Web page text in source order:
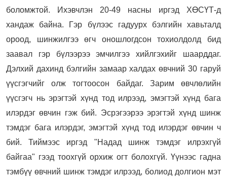
боломжтой. Ихэвчлэн 20-49 насны иргэд ХӨСҮТ-д
хандаж байна. Гэр бүлээс гадуурх бэлгийн хавьталд
ороод, шинжилгээ өгч оношлогдсон тохиолдолд бид
заавал гэр бүлээрээ эмчилгээ хийлгэхийг шаарддаг.
Дэлхий дахинд бэлгийн замаар халдах өвчний 30 гаруй
үүсгэгчийг олж тогтоосон байдаг. Зарим өвчлөлийн
үүсгэгч нь эрэгтэй хүнд тод илрээд, эмэгтэй хүнд бага
илэрдэг өвчин гэж бий. Эсрэгээрээ эрэгтэй хүнд шинж
тэмдэг бага илэрдэг, эмэгтэй хүнд тод илэрдэг өвчин ч
бий. Тиймээс иргэд "Надад шинж тэмдэг илрэхгүй
байгаа" гээд тоохгүй орхиж огт болохгүй. Үүнээс гадна
тэмбүү өвчний шинж тэмдэг илрээд, болиод долгион мэт